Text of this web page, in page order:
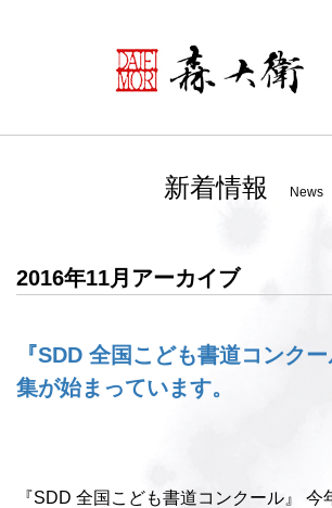
新着情報 News
2016年11月アーカイブ
『SDD 全国こども書道コンク
集が始まっています。
『SDD 全国こども書道コンクール』 今